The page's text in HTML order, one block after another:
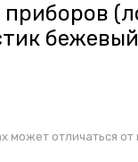
может отличаться